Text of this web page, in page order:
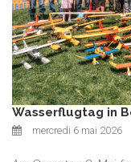
Wasserflugtag in
mercredi 6 mai 2026